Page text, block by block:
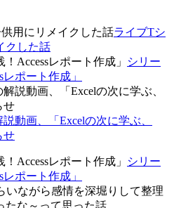
ライブTシ
クした話
シリー
ポート作成」
動画、「Excelの次に学ぶ、
せ
シリー
ポート作成」